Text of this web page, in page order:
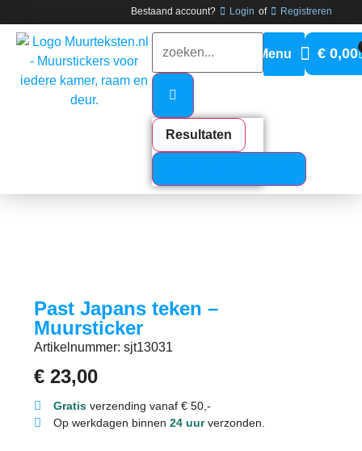
Bestaand account? Login of Registreren
Resultaten
€0,00
Past Japans teken –
Muursticker
Artikelnummer: sjt13031
€ 23,00
Gratisverzending vanaf € 50,-
Op werkdagen binnen 24 uurverzonden.